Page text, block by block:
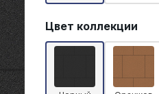
Цвет коллекции